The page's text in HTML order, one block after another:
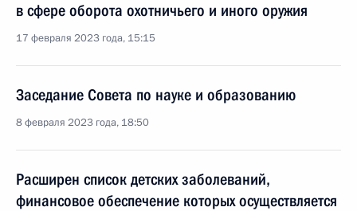
в сфере оборота охотничьего и иного оружия
17 февраля 2023 года, 15:15
Заседание Совета по науке и образованию
8 февраля 2023 года, 18:50
Расширен список детских заболеваний,
финансовое обеспечение которых осуществляется